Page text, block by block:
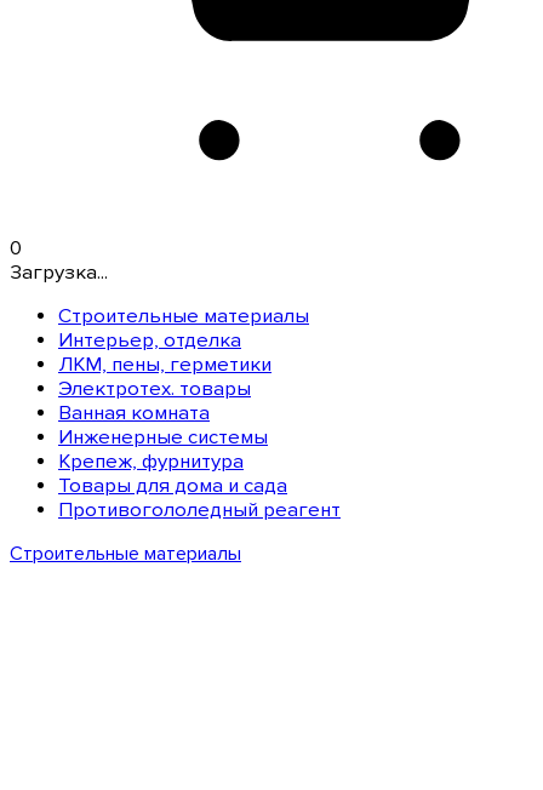
0
Загрузка...
Строительные материалы
Интерьер, отделка
ЛКМ, пены, герметики
Электротех. товары
Ванная комната
Инженерные системы
Крепеж, фурнитура
Товары для дома и сада
Противогололедный реагент
Строительные материалы